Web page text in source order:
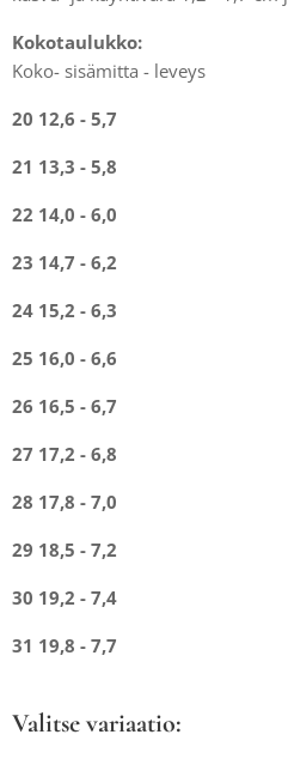
Kokotaulukko:
Koko- sisämitta - leveys
20 12,6 - 5,7
21 13,3 - 5,8
22 14,0 - 6,0
23 14,7 - 6,2
24 15,2 - 6,3
25 16,0 - 6,6
26 16,5 - 6,7
27 17,2 - 6,8
28 17,8 - 7,0
29 18,5 - 7,2
30 19,2 - 7,4
31 19,8 - 7,7
Valitse variaatio: